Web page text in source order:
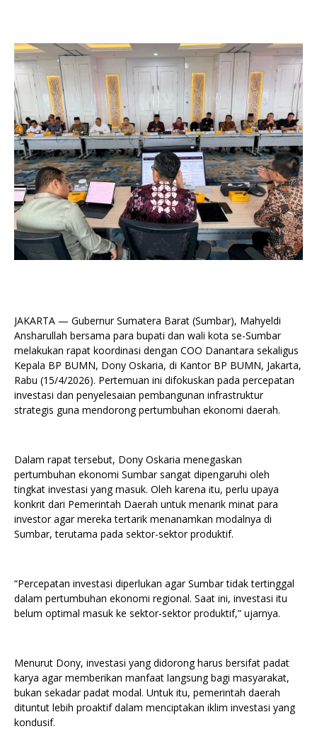
JAKARTA — Gubernur Sumatera Barat (Sumbar), Mahyeldi
Ansharullah bersama para bupati dan wali kota se-Sumbar
melakukan rapat koordinasi dengan COO Danantara sekaligus
Kepala BP BUMN, Dony Oskaria, di Kantor BP BUMN, Jakarta,
Rabu (15/4/2026). Pertemuan ini difokuskan pada percepatan
investasi dan penyelesaian pembangunan infrastruktur
strategis guna mendorong pertumbuhan ekonomi daerah.
Dalam rapat tersebut, Dony Oskaria menegaskan
pertumbuhan ekonomi Sumbar sangat dipengaruhi oleh
tingkat investasi yang masuk. Oleh karena itu, perlu upaya
konkrit dari Pemerintah Daerah untuk menarik minat para
investor agar mereka tertarik menanamkan modalnya di
Sumbar, terutama pada sektor-sektor produktif.
“Percepatan investasi diperlukan agar Sumbar tidak tertinggal
dalam pertumbuhan ekonomi regional. Saat ini, investasi itu
belum optimal masuk ke sektor-sektor produktif,” ujarnya.
Menurut Dony, investasi yang didorong harus bersifat padat
karya agar memberikan manfaat langsung bagi masyarakat,
bukan sekadar padat modal. Untuk itu, pemerintah daerah
dituntut lebih proaktif dalam menciptakan iklim investasi yang
kondusif.